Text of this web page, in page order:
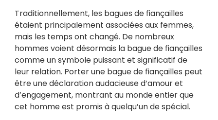
Traditionnellement, les bagues de fiançailles
étaient principalement associées aux femmes,
mais les temps ont changé. De nombreux
hommes voient désormais la bague de fiançailles
comme un symbole puissant et significatif de
leur relation. Porter une bague de fiançailles peut
être une déclaration audacieuse d’amour et
d’engagement, montrant au monde entier que
cet homme est promis à quelqu’un de spécial.